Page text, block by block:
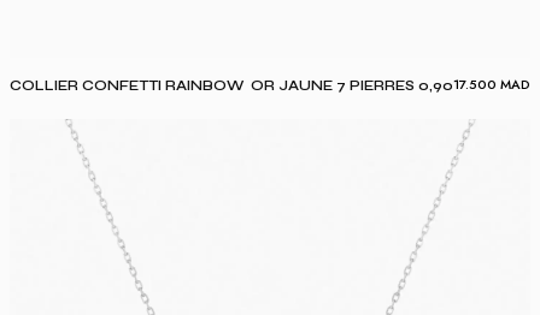
COLLIER CONFETTI RAINBOW OR JAUNE 7 PIERRES 0,9017.500 MAD